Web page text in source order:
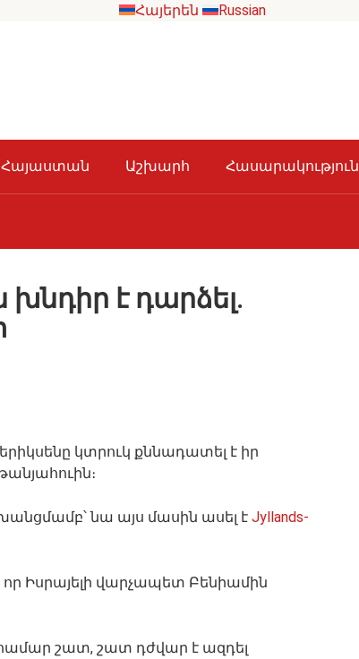
Հայերեն Russian
Հայաստան Աշխարհ Հասարակություն
է դարձել․
կտրուկ քննադատել է իր
նա այս մասին ասել է Jyllands-
որ Իսրայելի վարչապետ Բենիամին
համար շատ, շատ դժվար է ազդել